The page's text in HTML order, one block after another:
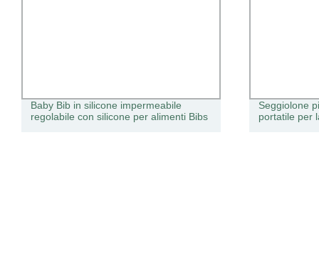
Baby Bib in silicone impermeabile
regolabile con silicone per alimenti Bibs
Seggiolone
portatile per